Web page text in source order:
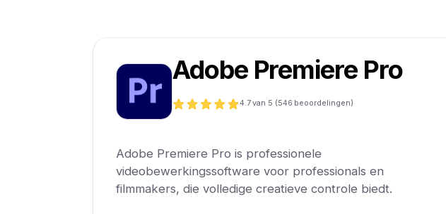
Adobe Premiere Pro
4.7van 5 (546 beoordelingen)
Adobe Premiere Pro is professionele
videobewerkingssoftware voor professionals en
filmmakers, die volledige creatieve controle biedt.